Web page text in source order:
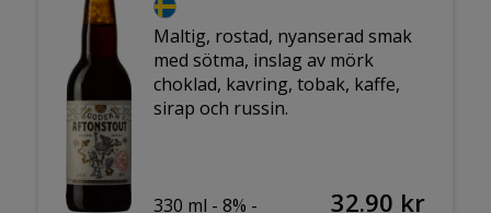
Maltig, rostad, nyanserad smak
med sötma, inslag av mörk
choklad, kavring, tobak, kaffe,
sirap och russin.
330 ml - 8% - 32.90 kr